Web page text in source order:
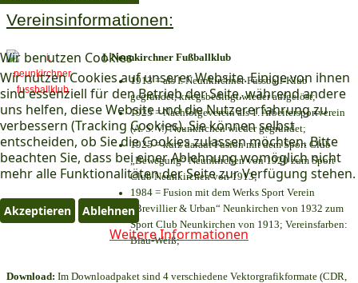
Wir benutzen Cookies
Wir nutzen Cookies auf unserer Website. Einige von ihnen
sind essenziell für den Betrieb der Seite, während andere
uns helfen, diese Website und die Nutzererfahrung zu
verbessern (Tracking Cookies). Sie können selbst
entscheiden, ob Sie die Cookies zulassen möchten. Bitte
beachten Sie, dass bei einer Ablehnung womöglich nicht
mehr alle Funktionalitäten der Seite zur Verfügung stehen.
Akzeptieren Ablehnen
Weitere Informationen
Vereinsinformationen:
I. Neunkirchner Fußballklub
1913 = als I. Neunkirchner Fussball-Klub
gegründet, kriegsbedingt wieder aufgelöst;
1925 = Nachfolgeverein als 1. Arbeitersportverein
(A. S. V.) Neunkirchen wieder gegründet;
1925 = kurz darauf Fusion mit dem Sport Club
„Bewegung“ Neunkirchen von 1920 zum Sport
Club Neunkirchen von 1913;
1984 = Fusion mit dem Werks Sport Verein
„Brevillier & Urban“ Neunkirchen von 1932 zum
Sport Club Neunkirchen von 1913; Vereinsfarben:
Blau-Weiß;
Download: Im Downloadpaket sind 4 verschiedene Vektorgrafikformate (CDR,